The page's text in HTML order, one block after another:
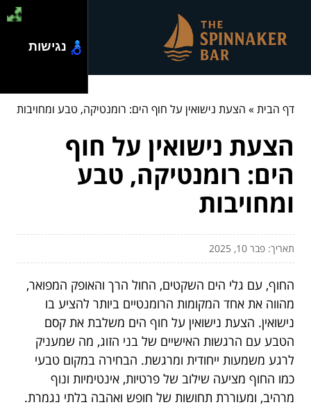
דף הבית» הצעת נישואין על חוף הים: רומנטיקה, טבע ומחויבות
הצעת נישואין על חוף
הים: רומנטיקה, טבע
ומחויבות
תאריך: פבר 10, 2025
החוף, עם גלי הים השקטים, החול הרך והאופק המפואר,
מהווה את אחד המקומות הרומנטיים ביותר להציע בו
נישואין. הצעת נישואין על חוף הים משלבת את קסם
הטבע עם הרגשות האישיים של בני הזוג, מה שמעניק
לרגע משמעות ייחודית ומרגשת. הבחירה במקום טבעי
כמו החוף מציעה שילוב של פרטיות, אינטימיות ונוף
מרהיב, ומעוררת תחושות של חופש ואהבה בלתי נגמרת.
נגישות